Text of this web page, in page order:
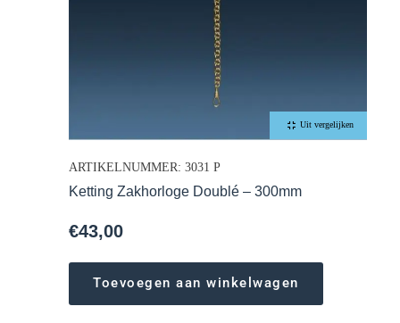
Uit vergelijken
ARTIKELNUMMER: 3031 P
Ketting Zakhorloge Doublé – 300mm
€43,00
Toevoegen aan winkelwagen